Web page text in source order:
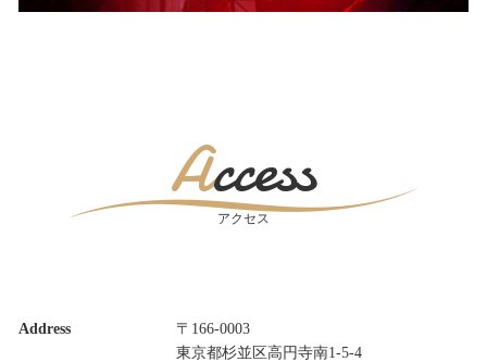
Access
アクセス
Address
〒166-0003
東京都杉並区高円寺南1-5-4